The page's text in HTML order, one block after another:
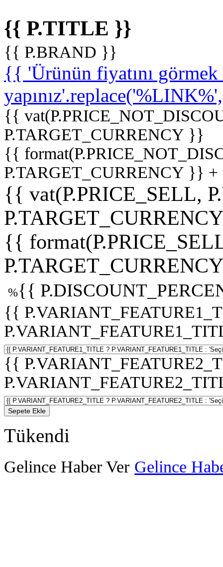
{{ P.TITLE }}
{{ P.BRAND }}
{{ 'Ürünün fiyatını
{{
P.TARGET_CURRENCY }}
{{
P.TARGET_CURRENCY }}
{{ vat(P.PRICE_SELL,
{{
%{{
{{
{{
Sepete Ekle
Tükendi
Gelince Haber Ver Gelince